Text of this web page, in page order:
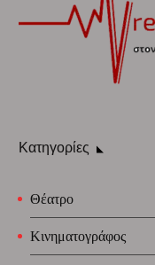
Κατηγορίες
Θέατρο
Κινηματογράφος